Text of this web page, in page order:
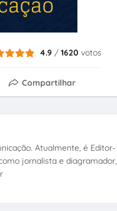
4.9 /1620 votos
Compartilhar
Atualmente, é Editor-
jornalista e diagramador,